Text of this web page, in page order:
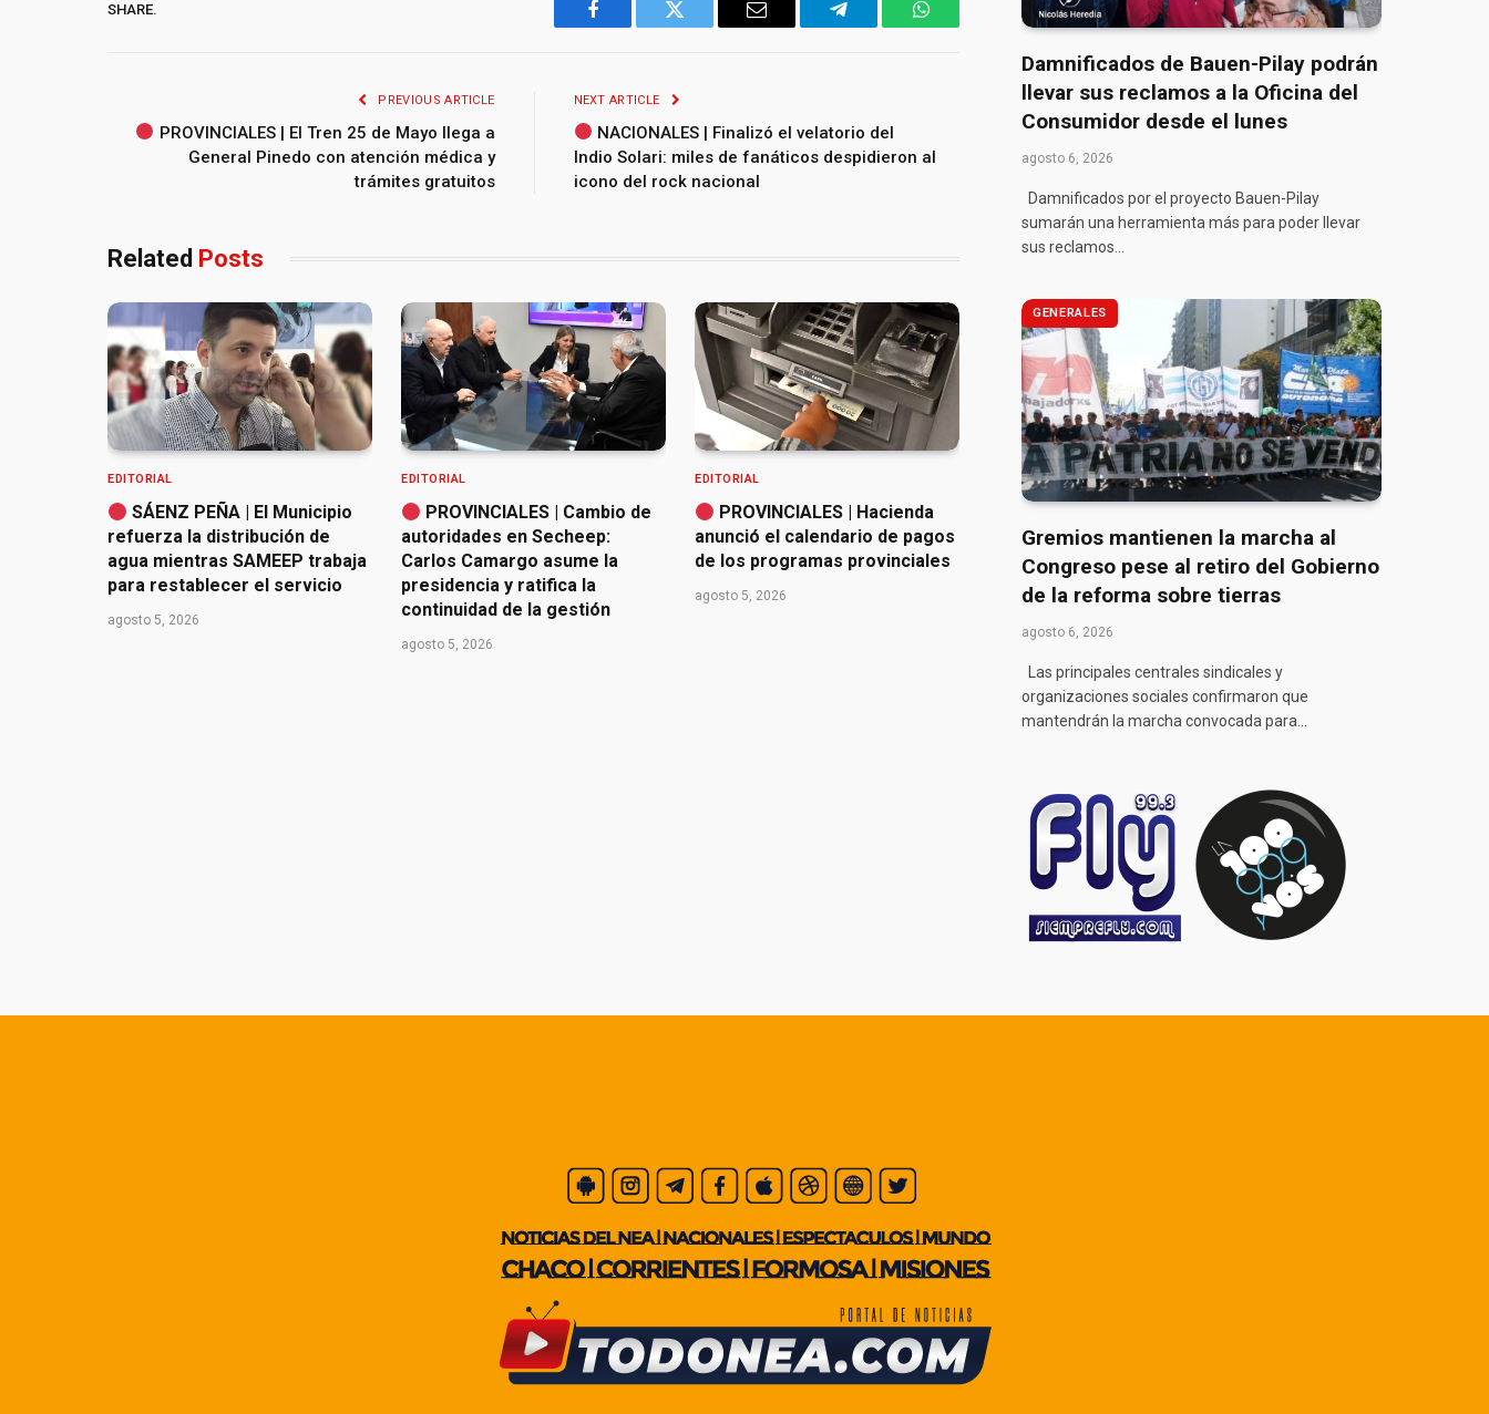
SHARE.
Facebook Twitter Email Telegram WhatsApp
PREVIOUS ARTICLE
PROVINCIALES | El Tren 25 de Mayo llega a
General Pinedo con atención médica y
trámites gratuitos
NEXT ARTICLE
NACIONALES | Finalizó el velatorio del
Indio Solari: miles de fanáticos despidieron al
icono del rock nacional
Related Posts
EDITORIAL
SÁENZ PEÑA | El Municipio
refuerza la distribución de
agua mientras SAMEEP trabaja
para restablecer el servicio
agosto 5, 2026
EDITORIAL
PROVINCIALES | Cambio de
autoridades en Secheep:
Carlos Camargo asume la
presidencia y ratifica la
continuidad de la gestión
agosto 5, 2026
EDITORIAL
PROVINCIALES | Hacienda
anunció el calendario de pagos
de los programas provinciales
agosto 5, 2026
Damnificados de Bauen-Pilay podrán
llevar sus reclamos a la Oficina del
Consumidor desde el lunes
agosto 6, 2026
Damnificados por el proyecto Bauen-Pilay
sumarán una herramienta más para poder llevar
sus reclamos…
GENERALES
Gremios mantienen la marcha al
Congreso pese al retiro del Gobierno
de la reforma sobre tierras
agosto 6, 2026
Las principales centrales sindicales y
organizaciones sociales confirmaron que
mantendrán la marcha convocada para…